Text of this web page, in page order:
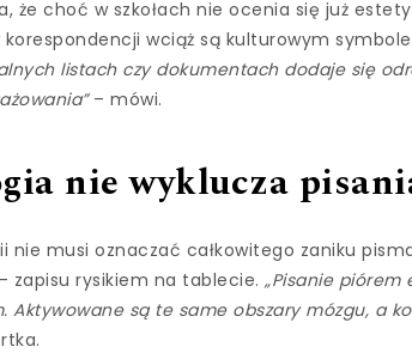
że choć w szkołach nie ocenia się już
korespondencji wciąż są kulturowym
listach czy dokumentach dodaje się
– mówi.
nie wyklucza
nie musi oznaczać całkowitego zaniku
zapisu rysikiem na tablecie.„Pisanie
Aktywowane są te same obszary mózgu, a